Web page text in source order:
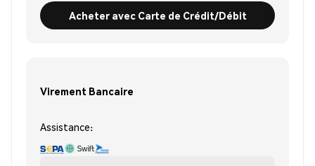
Acheter avec Carte de Crédit/Débit
Virement Bancaire
Assistance: